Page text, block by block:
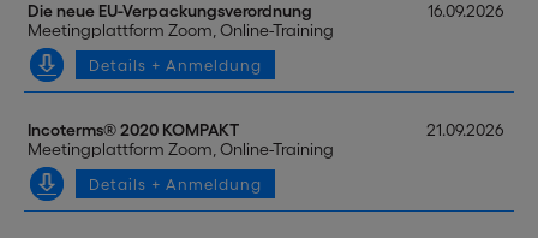
Die neue EU-Verpackungsverordnung
Meetingplattform Zoom, Online-Training
16.09.2026
Details + Anmeldung
Incoterms® 2020 KOMPAKT
Meetingplattform Zoom, Online-Training
21.09.2026
Details + Anmeldung